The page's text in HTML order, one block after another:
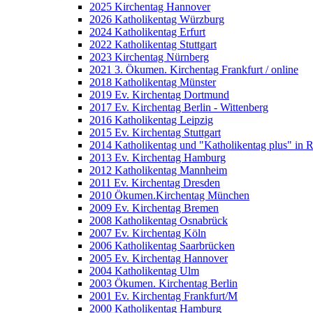
2025 Kirchentag Hannover
2026 Katholikentag Würzburg
2024 Katholikentag Erfurt
2022 Katholikentag Stuttgart
2023 Kirchentag Nürnberg
2021 3. Ökumen. Kirchentag Frankfurt / online
2018 Katholikentag Münster
2019 Ev. Kirchentag Dortmund
2017 Ev. Kirchentag Berlin - Wittenberg
2016 Katholikentag Leipzig
2015 Ev. Kirchentag Stuttgart
2014 Katholikentag und "Katholikentag plus" in
2013 Ev. Kirchentag Hamburg
2012 Katholikentag Mannheim
2011 Ev. Kirchentag Dresden
2010 Ökumen.Kirchentag München
2009 Ev. Kirchentag Bremen
2008 Katholikentag Osnabrück
2007 Ev. Kirchentag Köln
2006 Katholikentag Saarbrücken
2005 Ev. Kirchentag Hannover
2004 Katholikentag Ulm
2003 Ökumen. Kirchentag Berlin
2001 Ev. Kirchentag Frankfurt/M
2000 Katholikentag Hamburg